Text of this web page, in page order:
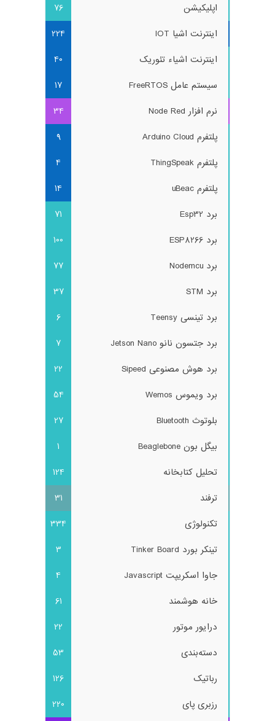
اپلیکیشن
76
اینترنت اشیا IOT
224
اینترنت اشیاء تئوریک
40
سیستم عامل FreeRTOS
17
نرم افزار Node Red
34
پلتفرم Arduino Cloud
9
پلتفرم ThingSpeak
4
پلتفرم uBeac
14
برد Esp32
71
برد ESP8266
100
برد Nodemcu
77
برد STM
37
برد تینسی Teensy
6
برد جتسون نانو Jetson Nano
7
برد هوش مصنوعی Sipeed
22
برد ویموس Wemos
54
بلوتوث Bluetooth
27
بیگل بون Beaglebone
1
تحلیل کتابخانه
124
ترفند
31
تکنولوژی
334
تینکر بورد Tinker Board
3
جاوا اسکریپت Javascript
4
خانه هوشمند
61
درایور موتور
22
دسته‌بندی
53
رباتیک
126
رزبری پای
220